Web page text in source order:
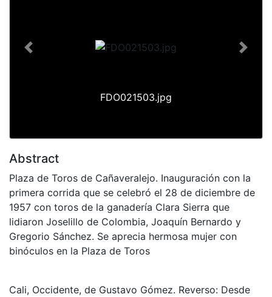
FDO021503.jpg
Previous Next
Abstract
Plaza de Toros de Cañaveralejo. Inauguración con la
primera corrida que se celebró el 28 de diciembre de
1957 con toros de la ganadería Clara Sierra que
lidiaron Joselillo de Colombia, Joaquín Bernardo y
Gregorio Sánchez. Se aprecia hermosa mujer con
binóculos en la Plaza de Toros
Cali, Occidente, de Gustavo Gómez. Reverso: Desde